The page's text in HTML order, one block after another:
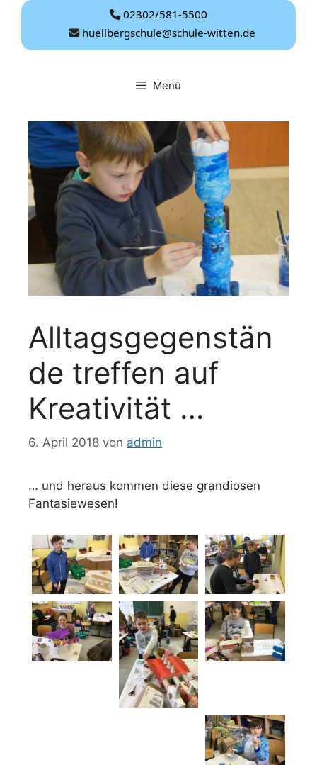
Zum
springen
02302/581-5500
huellbergschule@schule-witten.de
Menü
Alltagsgegenstän
de treffen auf
Kreativität …
6. April 2018 von admin
… und heraus kommen diese grandiosen
Fantasiewesen!